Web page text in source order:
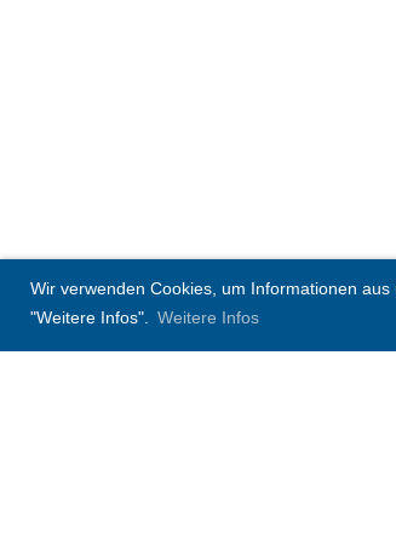
Wir verwenden Cookies, um Informationen
"Weitere Infos". Weitere Infos